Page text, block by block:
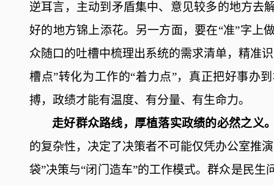
逆耳言，主动到矛盾集中、意见较多的地方去
好的地方锦上添花。另一方面，要在“准”字上
众随口的吐槽中梳理出系统的需求清单，精准
槽点”转化为工作的“着力点”，真正把好事办
搏，政绩才能有温度、有分量、有生命力。
走好群众路线，厚植落实政绩的必然之义
的复杂性，决定了决策者不可能仅凭办公室推
袋”决策与“闭门造车”的工作模式。群众是民